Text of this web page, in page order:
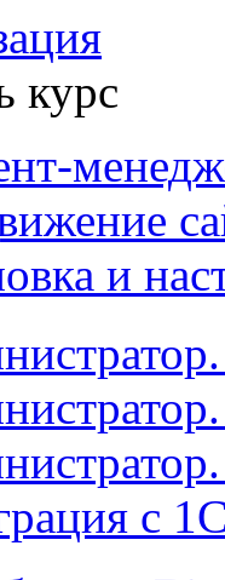
курс
и
с 1С